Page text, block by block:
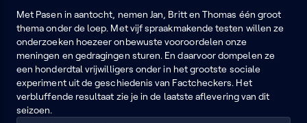
alle
leeftijden
Met Pasen in aantocht, nemen Jan, Britt en Thomas één groot
thema onder de loep. Met vijf spraakmakende testen willen ze
onderzoeken hoezeer onbewuste vooroordelen onze
meningen en gedragingen sturen. En daarvoor dompelen ze
een honderdtal vrijwilligers onder in het grootste sociale
experiment uit de geschiedenis van Factcheckers. Het
verbluffende resultaat zie je in de laatste aflevering van dit
seizoen.